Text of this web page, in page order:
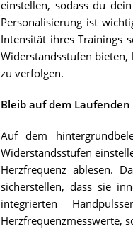
einstellen, sodass du
Personalisierung ist
Intensität ihres Trainings
Widerstandsstufen
zu verfolgen.
Bleib auf dem
Auf dem
Widerstandsstufen
Herzfrequenz ablesen.
sicherstellen, dass sie
integrierten
Herzfrequenzmesswerte,